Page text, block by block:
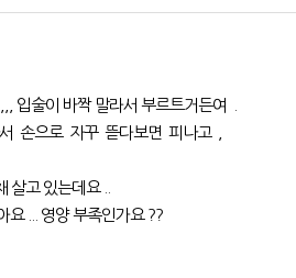
입술이 바짝 말라서 부르트거든여 .
손으로 자꾸 뜯다보면 피나고 ,
고 있는데요 ..
요 ... 영양 부족인가요 ??